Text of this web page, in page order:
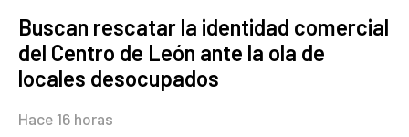
Buscan rescatar la identidad comercial
del Centro de León ante la ola de
locales desocupados
Hace 16 horas